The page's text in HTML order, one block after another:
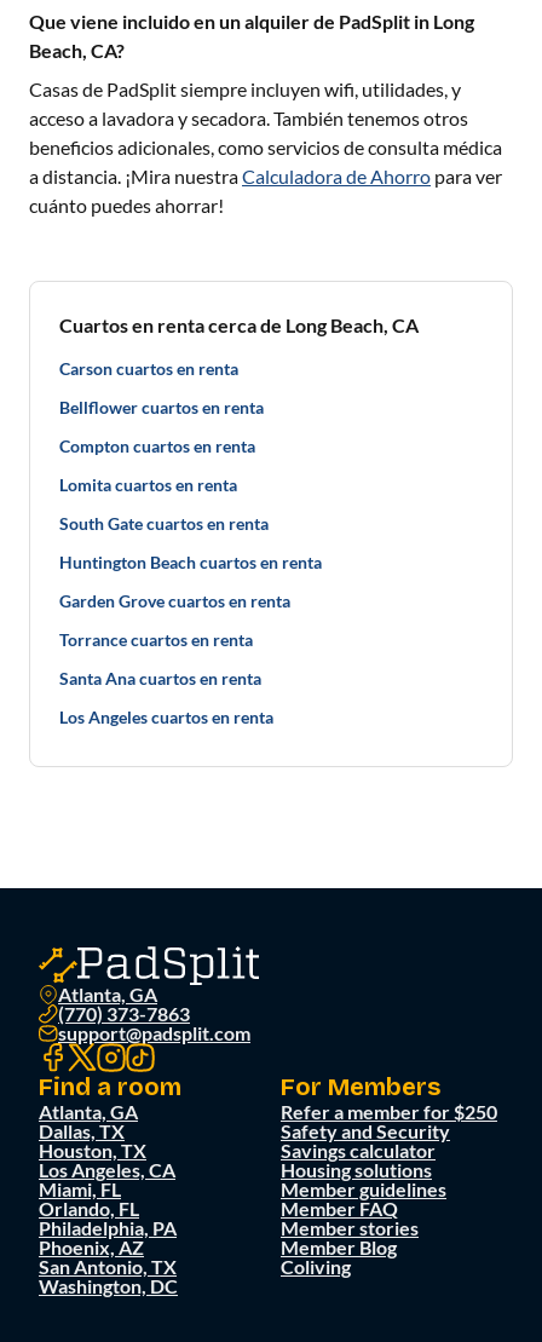
Que viene incluido en un alquiler de PadSplit in Long
Beach, CA?
Casas de PadSplit siempre incluyen wifi, utilidades, y
acceso a lavadora y secadora. También tenemos otros
beneficios adicionales, como servicios de consulta médica
a distancia. ¡Mira nuestraCalculadora de Ahorro para ver
cuánto puedes ahorrar!
Cuartos en renta cerca de Long Beach, CA
Carson cuartos en renta
Bellflower cuartos en renta
Compton cuartos en renta
Lomita cuartos en renta
South Gate cuartos en renta
Huntington Beach cuartos en renta
Garden Grove cuartos en renta
Torrance cuartos en renta
Santa Ana cuartos en renta
Los Angeles cuartos en renta
Atlanta, GA
(770) 373-7863
support@padsplit.com
Find a room
Atlanta, GA
Dallas, TX
Houston, TX
Los Angeles, CA
Miami, FL
Orlando, FL
Philadelphia, PA
Phoenix, AZ
San Antonio, TX
Washington, DC
For Members
Refer a member for $250
Safety and Security
Savings calculator
Housing solutions
Member guidelines
Member FAQ
Member stories
Member Blog
Coliving